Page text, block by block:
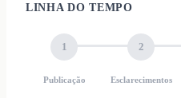
LINHA DO TEMPO
1
Publicação
2
Esclarecimentos